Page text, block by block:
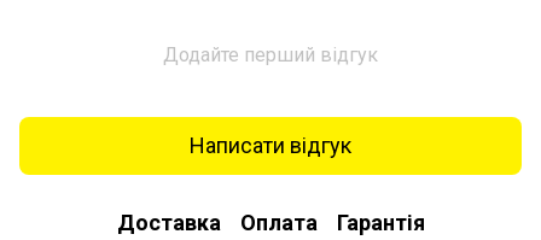
Додайте перший відгук
Написати відгук
Доставка Оплата Гарантія